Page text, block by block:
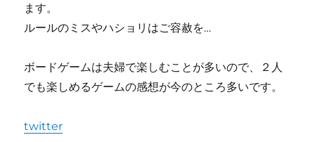
ます。
ルールのミスやハショリはご容赦を…
ボードゲームは夫婦で楽しむことが多いので、２人
でも楽しめるゲームの感想が今のところ多いです。
twitter